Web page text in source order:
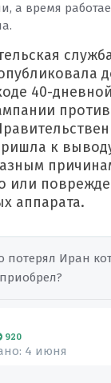
а время
40-
против
к
или
аппарата.
потерял Иран
920
4 июня